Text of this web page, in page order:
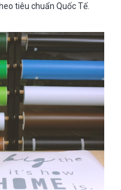
tiêu chuẩn Quốc Tế.